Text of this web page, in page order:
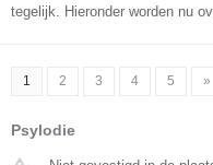
tegelijk. Hieronder worden nu
1 2 3 4 5 »
Psylodie